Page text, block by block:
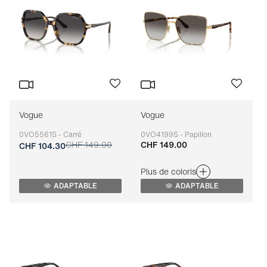
Vogue
0VO5561S - Carré
Adaptable
CHF 104.30CHF 149.00
ADAPTABLE
Vogue
0VO4199S - Papillon
Adaptable
CHF 149.00
Plus de coloris
ADAPTABLE